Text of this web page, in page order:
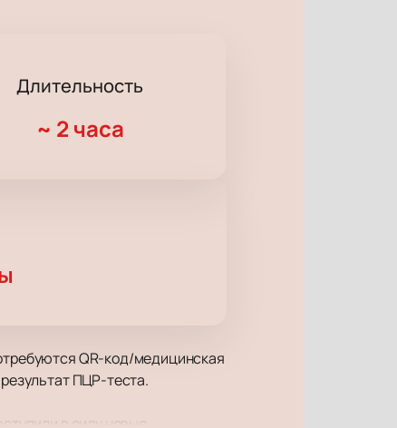
Длительность
~ 2 часа
QR-код/медицинская
ПЦР-теста.
в силу новые